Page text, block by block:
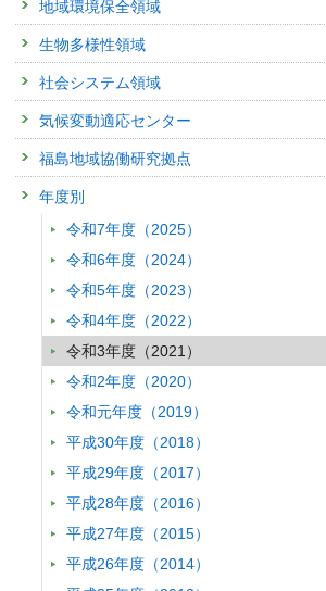
発表者 :Halder S., Tiwari Y.K., Valsala V.,
(JANARDANAN ACHARI Rajesh),
掲載誌 :Journal of Geophysical Research;
査読付き 原著論文
Pilot Study of Distribution of Particular
Area of Meiktila City in Myanmar
発表者 :Mon E.E., Maw C.C.,
Shwe(Tin-Tin-Win-Shwe)
掲載誌 :
Ocean and Earth Science between Myanmar
関連研究課題 1 関連研究課題 2
その他
発表者 :
(2021)
関連研究課題 1
査読付き 原著論文
発表者 : Murakami T., Paris C., Chirino M.,
掲載誌 :Genetica, 149:213-215 (2021)
関連研究課題 1 関連研究課題 2
内湾における環境問題の変遷
地域環境保全領域
生物多様性領域
社会システム領域
気候変動適応センター
福島地域協働研究拠点
年度別
令和7年度（2025）
令和6年度（2024）
令和5年度（2023）
令和4年度（2022）
令和3年度（2021）
令和2年度（2020）
令和元年度（2019）
平成30年度（2018）
平成29年度（2017）
平成28年度（2016）
平成27年度（2015）
平成26年度（2014）